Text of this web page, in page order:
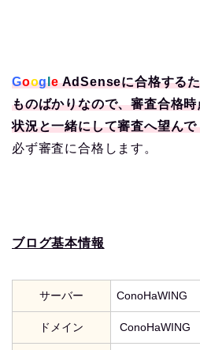
GoogleAdSenseに合格する
ものばかりなので、審査合格
状況と一緒にして審査へ望ん
必ず審査に合格します。
ブログ基本情報
サーバー ConoHaWING
ドメイン ConoHaWING